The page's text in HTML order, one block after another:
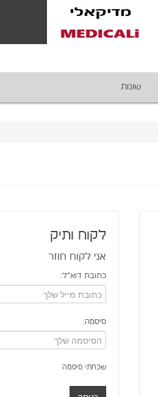
שונות
לקוח ותיק
אני לקוח חוזר
כתובת דוא"ל:
סיסמה:
שכחתי סיסמה